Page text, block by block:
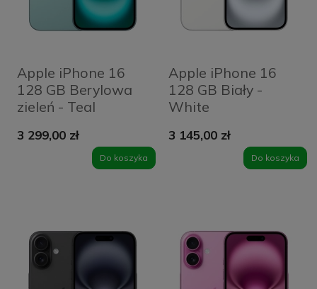
Apple iPhone 16
128 GB Berylowa
zieleń - Teal
3 299,00 zł
Do koszyka
Apple iPhone 16
128 GB Biały -
White
3 145,00 zł
Do koszyka